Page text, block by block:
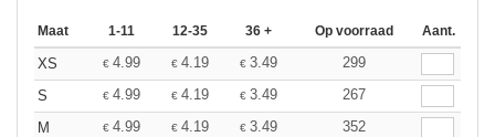
Maat 1-11 12-35 36 + Op voorraad Aant.
XS € 4.99 € 4.19 € 3.49
299
S
€ 4.99 € 4.19 € 3.49
267
M
€ 4.99 € 4.19 € 3.49
352